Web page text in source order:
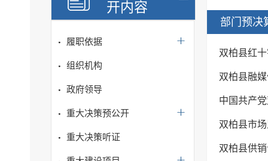
开内容
履职依据
组织机构
政府领导
重大决策预公开
重大决策听证
部门预决
双柏县红
双柏县融
中国共产
双柏县市
双柏县供